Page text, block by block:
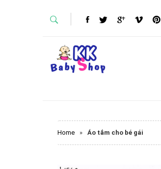
Home » Áo tắm cho bé gái